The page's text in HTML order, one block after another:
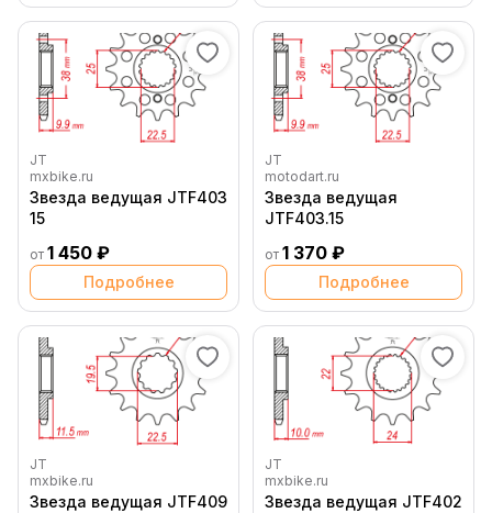
JT
mxbike.ru
Звезда ведущая JTF403
15
от 1 450 ₽
Подробнее
JT
motodart.ru
Звезда ведущая
JTF403.15
от 1 370 ₽
Подробнее
JT
mxbike.ru
Звезда ведущая JTF409
JT
mxbike.ru
Звезда ведущая JTF402